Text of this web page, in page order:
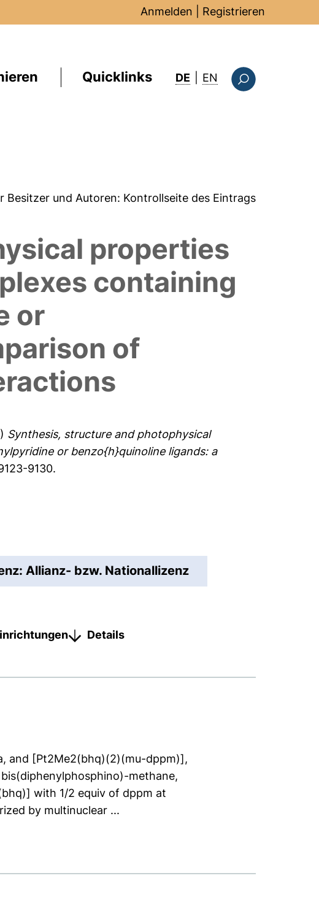
Anmelden Registrieren
Quicklinks DE EN : this page in
Besitzer und Autoren: Kontrollseite des Eintrags
properties
containing
or
of
Synthesis, structure and photophysical
or benzo{h}quinoline ligands: a
9130.
Allianz- bzw. Nationallizenz
Details
and [Pt2Me2(bhq)(2)(mu-dppm)],
methane,
with 1/2 equiv of dppm at
by multinuclear ...